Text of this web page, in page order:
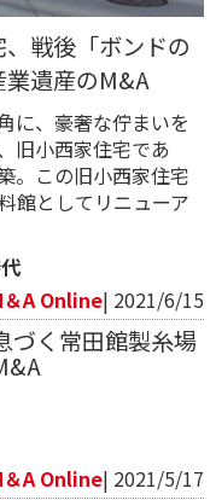
戦後「ボンドの
業遺産のM&A
に、豪奢な佇まいを
旧小西家住宅であ
。この旧小西家住宅
館としてリニューア
＆A Online| 2021/6/15
づく常田館製糸場
＆A Online| 2021/5/17